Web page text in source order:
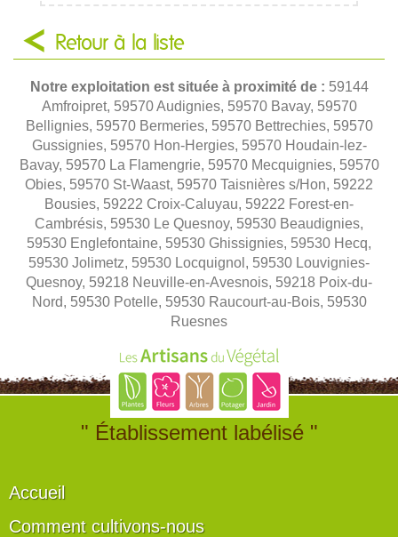
Retour à la liste
Notre exploitation est située à proximité de : 59144
Amfroipret, 59570 Audignies, 59570 Bavay, 59570
Bellignies, 59570 Bermeries, 59570 Bettrechies, 59570
Gussignies, 59570 Hon-Hergies, 59570 Houdain-lez-
Bavay, 59570 La Flamengrie, 59570 Mecquignies, 59570
Obies, 59570 St-Waast, 59570 Taisnières s/Hon, 59222
Bousies, 59222 Croix-Caluyau, 59222 Forest-en-
Cambrésis, 59530 Le Quesnoy, 59530 Beaudignies,
59530 Englefontaine, 59530 Ghissignies, 59530 Hecq,
59530 Jolimetz, 59530 Locquignol, 59530 Louvignies-
Quesnoy, 59218 Neuville-en-Avesnois, 59218 Poix-du-
Nord, 59530 Potelle, 59530 Raucourt-au-Bois, 59530
Ruesnes
" Établissement labélisé "
Accueil
Comment cultivons-nous